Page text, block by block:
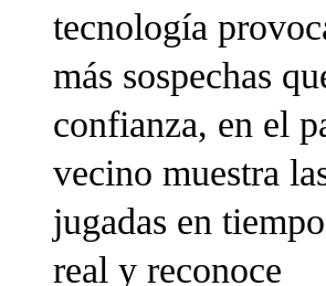
tecnología
más sospechas
confianza, en el
vecino muestra
jugadas en tiempo
real y reconoce